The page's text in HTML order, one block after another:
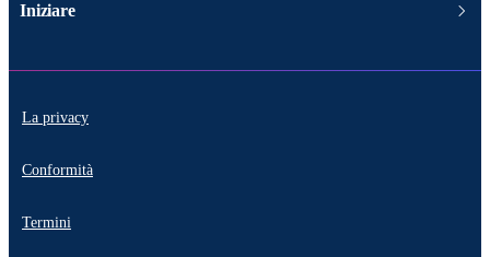
Iniziare
La privacy
Conformità
Termini